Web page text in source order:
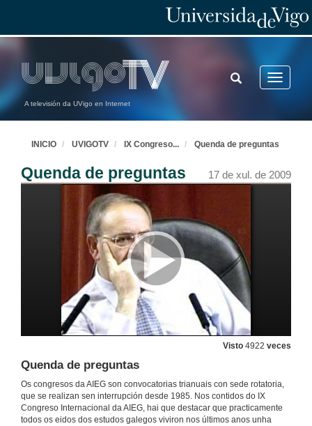
A televisión da UVigo en Internet
Toggle
TOGGLE
SEARCH
INICIO UVIGOTV IX Congreso... Quenda de preguntas
Quenda de preguntas 17 de xul. de 2009
Visto 4922 veces
Quenda de preguntas
Os congresos da AIEG son convocatorias trianuais con sede rotatoria,
que se realizan sen interrupción desde 1985. Nos contidos do IX
Congreso Internacional da AIEG, hai que destacar que practicamente
todos os eidos dos estudos galegos viviron nos últimos anos unha